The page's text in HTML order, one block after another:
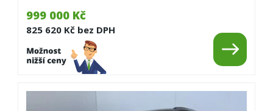
999 000 Kč
825 620 Kč bez DPH